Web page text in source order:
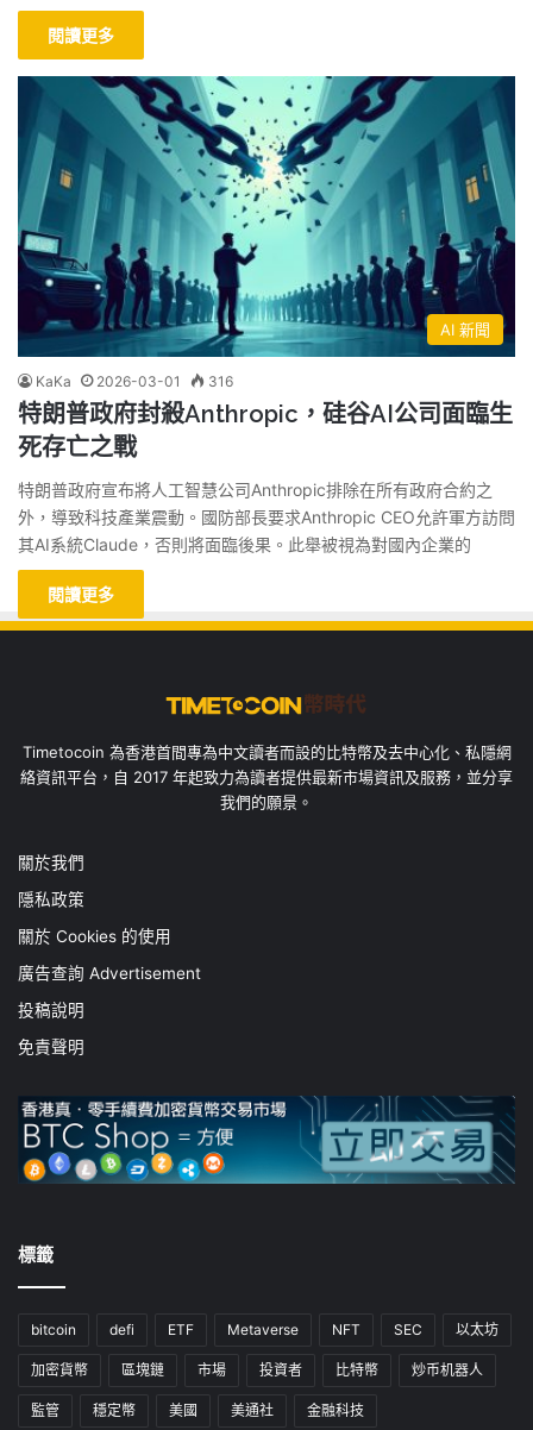
閱讀更多
AI 新聞
KaKa 2026-03-01 316
特朗普政府封殺Anthropic，硅谷AI公司面臨生
死存亡之戰
特朗普政府宣布將人工智慧公司Anthropic排除在所有政府合約之
外，導致科技產業震動。國防部長要求Anthropic CEO允許軍方訪問
其AI系統Claude，否則將面臨後果。此舉被視為對國內企業的
閱讀更多
Timetocoin 為香港首間專為中文讀者而設的比特幣及去中心化、私隱網
絡資訊平台，自 2017 年起致力為讀者提供最新市場資訊及服務，並分享
我們的願景。
關於我們
隱私政策
關於 Cookies 的使用
廣告查詢 Advertisement
投稿說明
免責聲明
標籤
bitcoin defi ETF Metaverse NFT SEC 以太坊
加密貨幣 區塊鏈 市場 投資者 比特幣 炒币机器人
監管 穩定幣 美國 美通社 金融科技